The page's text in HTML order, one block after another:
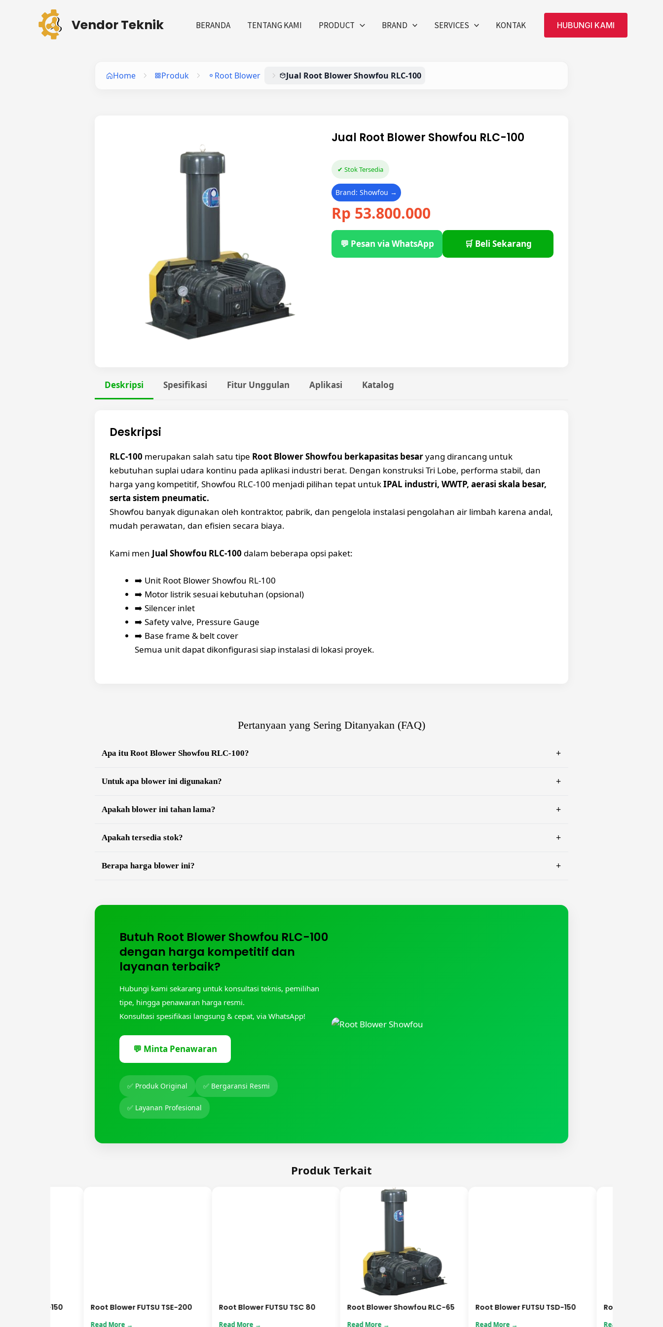
Vendor Teknik BERANDA TENTANG KAMI PRODUCT BRAND SERVICES KONTAK HUBUNGI KAMI
Home Produk Root Blower Jual Root Blower Showfou RLC-100
Jual Root Blower Showfou RLC-100
✔ Stok Tersedia
Brand: Showfou →
Rp 53.800.000
💬 Pesan via WhatsApp 🛒 Beli Sekarang
Deskripsi Spesifikasi Fitur Unggulan Aplikasi Katalog
Deskripsi
RLC-100 merupakan salah satu tipe Root Blower Showfou berkapasitas besaryang dirancang untuk
kebutuhan suplai udara kontinu pada aplikasi industri berat. Dengan konstruksi Tri Lobe, performa stabil, dan
harga yang kompetitif, Showfou RLC-100 menjadi pilihan tepat untukIPAL industri, WWTP, aerasi skala besar,
serta sistem pneumatic.
Showfou banyak digunakan oleh kontraktor, pabrik, dan pengelola instalasi pengolahan air limbah karena andal,
mudah perawatan, dan efisien secara biaya.
Kami men Jual Showfou RLC-100 dalam beberapa opsi paket:
➡️ Unit Root Blower Showfou RL-100
➡️ Motor listrik sesuai kebutuhan (opsional)
➡️ Silencer inlet
➡️ Safety valve, Pressure Gauge
➡️ Base frame & belt cover
Semua unit dapat dikonfigurasi siap instalasi di lokasi proyek.
Pertanyaan yang Sering Ditanyakan (FAQ)
Apa itu Root Blower Showfou RLC-100?
Untuk apa blower ini digunakan?
Apakah blower ini tahan lama?
Apakah tersedia stok?
Berapa harga blower ini?
Butuh Root Blower Showfou RLC-100
dengan harga kompetitif dan
layanan terbaik?
Hubungi kami sekarang untuk konsultasi teknis, pemilihan
tipe, hingga penawaran harga resmi.
Konsultasi spesifikasi langsung & cepat, via WhatsApp!
💬 Minta Penawaran
✅ Produk Original ✅ Bergaransi Resmi
✅ Layanan Profesional
Produk Terkait
TSD-150 Root Blower FUTSU TSE-200
Read More →
Root Blower FUTSU TSC 80
Read More →
Root Blower Showfou RLC-65
Read More →
Root Blower FUTSU TSD-150
Read More →
Root Blower
Read More →